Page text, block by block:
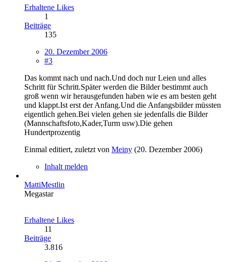
Erhaltene Likes
1
Beiträge
135
20. Dezember 2006
#3
Das kommt nach und nach.Und doch nur Leien und alles
Schritt für Schritt.Später werden die Bilder bestimmt auch
groß wenn wir herausgefunden haben wie es am besten geht
und klappt.Ist erst der Anfang.Und die Anfangsbilder müssten
eigentlich gehen.Bei vielen gehen sie jedenfalls die Bilder
(Mannschaftsfoto,Kader,Turm usw).Die gehen
Hundertprozentig
Einmal editiert, zuletzt von Meiny (20. Dezember 2006)
Inhalt melden
MattiMestlin
Megastar
Erhaltene Likes
11
Beiträge
3.816